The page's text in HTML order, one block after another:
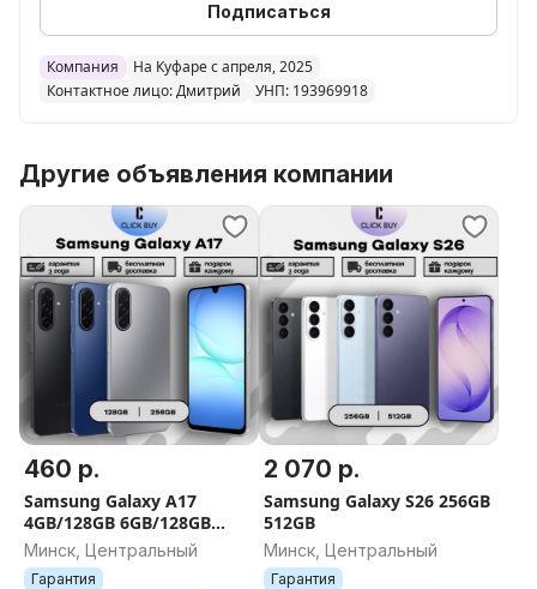
Подписаться
Компания
На Куфаре с апреля, 2025
Контактное лицо: Дмитрий
УНП: 193969918
Другие объявления компании
460 р.
Samsung Galaxy A17
4GB/128GB 6GB/128GB
8GB/256GB
Минск, Центральный
Гарантия
2 070 р.
Samsung Galaxy S26 256GB
512GB
Минск, Центральный
Гарантия